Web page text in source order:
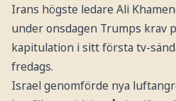
Irans högste ledare Ali
under onsdagen Trumps krav
kapitulation i sitt första tv-
fredags.
Israel genomförde nya